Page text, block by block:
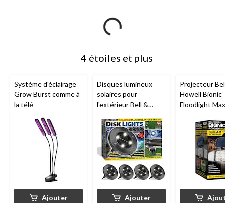
4 étoiles et plus
Système d'éclairage
Grow Burst comme à
la télé
Ajouter
Disques lumineux
solaires pour
l'extérieur Bell &
télé, acier inoxydable
Ajouter
Projecteur
Howell Bionic
Floodlight